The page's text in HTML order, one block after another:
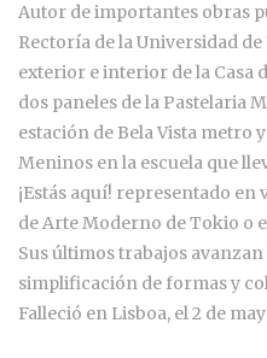
Autor de importantes obras
Rectoría de la Universidad
exterior e interior de la Casa
dos paneles de la Pastelaria
estación de Bela Vista metro
Meninos en la escuela que
¡Estás aquí! representado
de Arte Moderno de Tokio o
Sus últimos trabajos
simplificación de formas y
Falleció en Lisboa, el 2 de